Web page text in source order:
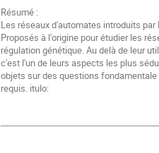
Résumé :
Les réseaux d'automates introduits
Proposés à l'origine pour étudier les
régulation génétique. Au delà de leur
c'est l'un de leurs aspects les plus
objets sur des questions
requis. itulo: